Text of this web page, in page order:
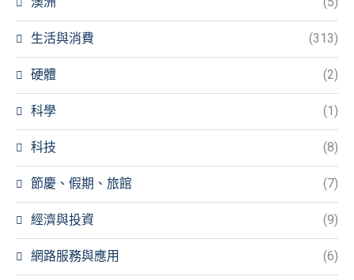
生活與消費 (313)
硬體 (2)
科學 (1)
科技 (8)
節慶、假期、旅館 (7)
經濟與投資 (9)
網路服務與應用 (6)